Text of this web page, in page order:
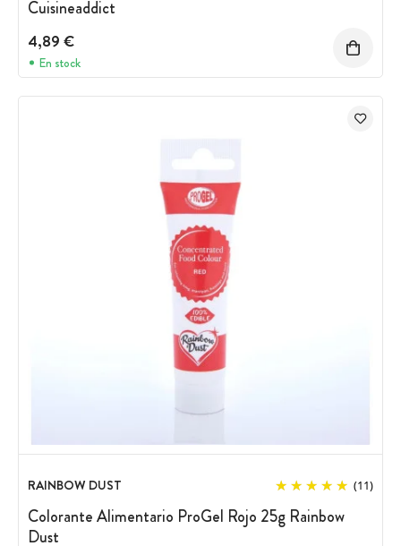
Cuisineaddict
4,89 €
En stock
RAINBOW DUST (11)
Colorante Alimentario ProGel Rojo 25g Rainbow
Dust